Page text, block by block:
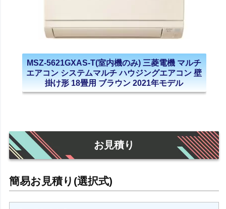
MSZ-5621GXAS-T(室内機のみ) 三菱電機 マルチ
エアコン システムマルチ ハウジングエアコン 壁
掛け形 18畳用 ブラウン 2021年モデル
お見積り